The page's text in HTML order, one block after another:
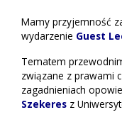
Mamy przyjemność
wydarzenie Guest
Tematem
związane z prawami
zagadnieniach opowie
Szekeres z